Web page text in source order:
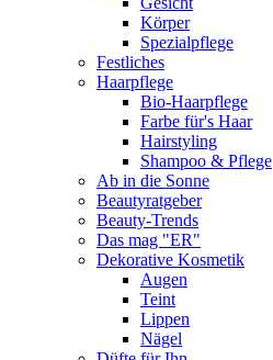
Körper
Spezialpflege
Festliches
Haarpflege
Bio-Haarpflege
Farbe für's Haar
Hairstyling
Shampoo & Pflege
Ab in die Sonne
Beautyratgeber
Beauty-Trends
Das mag "ER"
Dekorative Kosmetik
Augen
Teint
Lippen
Nägel